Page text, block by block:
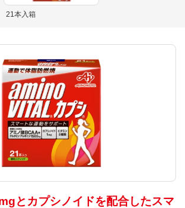
21本入箱
とカプシノイドを配合したスマ